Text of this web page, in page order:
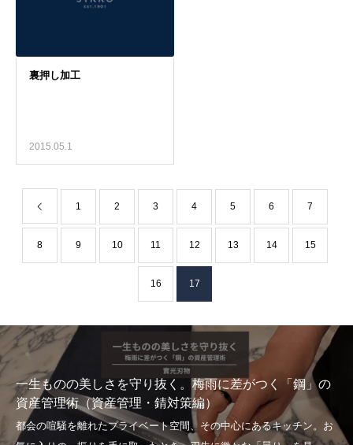
2015.05.1
1 2 3 4 5 6 7
8 9 10 11 12 13 14 15
16 17
一生ものの美しさを守り抜く。梅雨に差がつく「鋼」の
資産管理術（資産管理・錆対策編）